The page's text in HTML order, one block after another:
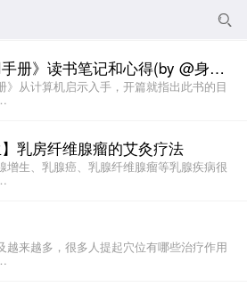

《人体使用手册》读书笔记和心得(by @身心灵的重建 )
》从计算机启示入手，开篇就指出此书的目
】乳房纤维腺瘤的艾灸疗法
增生、乳腺癌、乳腺纤维腺瘤等乳腺疾病很
越来越多，很多人提起穴位有哪些治疗作用